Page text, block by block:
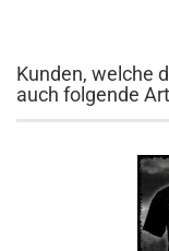
Kunden, welche
auch folgende